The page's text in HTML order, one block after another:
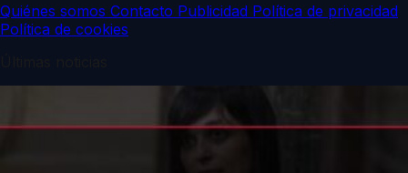
Quiénes somos Contacto Publicidad Política de privacidad
Política de cookies